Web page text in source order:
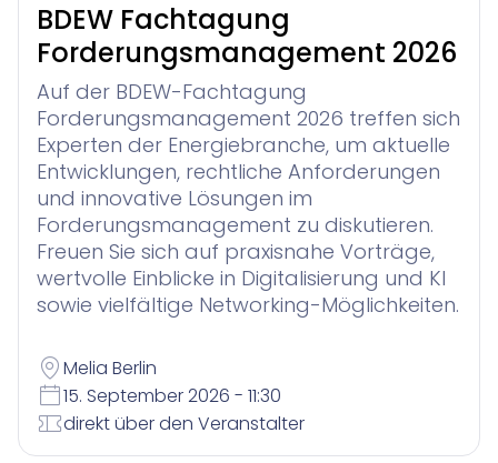
BDEW Fachtagung
Forderungsmanagement 2026
Auf der BDEW-Fachtagung
Forderungsmanagement 2026 treffen sich
Experten der Energiebranche, um aktuelle
Entwicklungen, rechtliche Anforderungen
und innovative Lösungen im
Forderungsmanagement zu diskutieren.
Freuen Sie sich auf praxisnahe Vorträge,
wertvolle Einblicke in Digitalisierung und KI
sowie vielfältige Networking-Möglichkeiten.
Melia Berlin
15. September 2026 - 11:30
direkt über den Veranstalter